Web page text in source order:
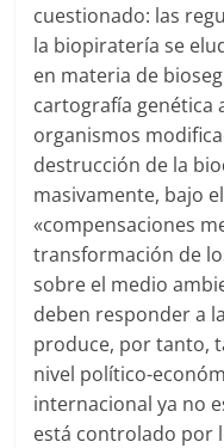
cuestionado: las
la biopiratería se
en materia de
cartografía genética
organismos
destrucción de la
masivamente, bajo
«compensaciones
transformación de
sobre el medio
deben responder a
produce, por tanto,
nivel político-
internacional ya no
está controlado por